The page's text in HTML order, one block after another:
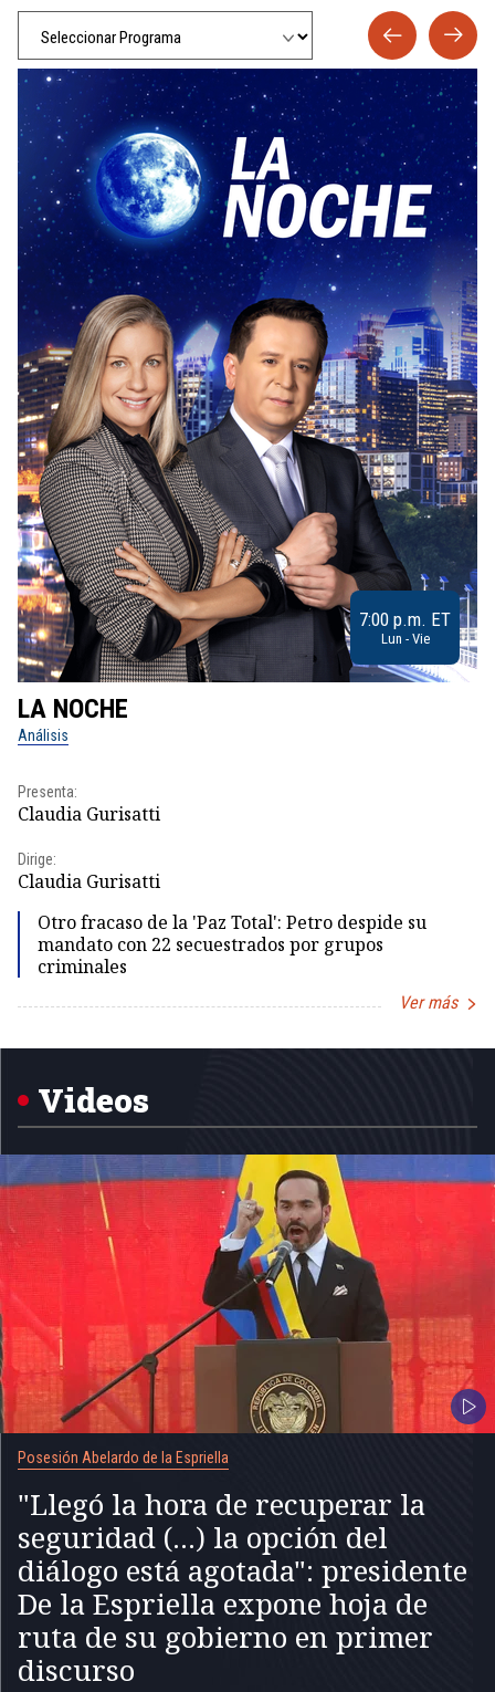
7:00 p.m. ET
Lun - Vie
LA NOCHE
Análisis
Presenta:
Claudia Gurisatti
Dirige:
Claudia Gurisatti
Otro fracaso de la 'Paz Total': Petro despide su
mandato con 22 secuestrados por grupos
criminales
Ver más
1
Videos
Posesión Abelardo de la Espriella
"Llegó la hora de recuperar la
seguridad (...) la opción del
diálogo está agotada": presidente
De la Espriella expone hoja de
ruta de su gobierno en primer
discurso